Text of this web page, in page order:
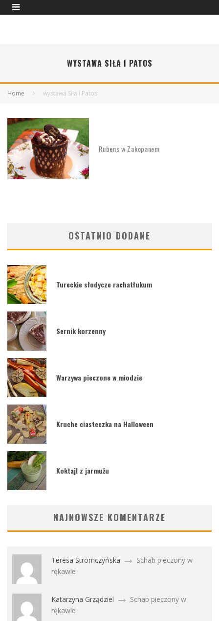
WYSTAWA SIŁA I PATOS
Home wystawa Siła i Patos
Rubens w Zakopanem
OSTATNIO DODANE
Tureckie słodycze rachatłukum
Sernik korzenny
Warzywa pieczone w miodzie
Kruche ciasteczka na Halloween
Koktajl z jarmużu
NAJNOWSZE KOMENTARZE
Teresa Stromczyńska
Schab pieczony w
rękawie
Katarzyna Grządziel
Schab pieczony w
rękawie